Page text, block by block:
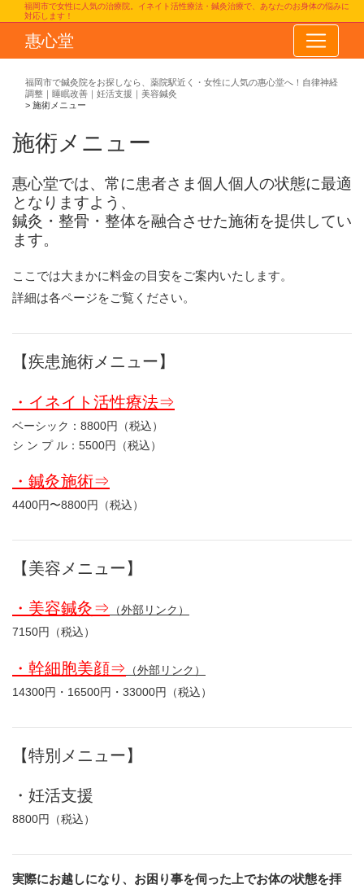
福岡市で女性に人気の治療院。イネイト活性療法・鍼灸治療で、あなたのお身体の悩みに
対応します！
惠心堂
福岡市で鍼灸院をお探しなら、薬院駅近く・女性に人気の惠心堂へ！自律神経
調整｜睡眠改善｜妊活支援｜美容鍼灸
施術メニュー
施術メニュー
惠心堂では、常に患者さま個人個人の状態に最適
となりますよう、
鍼灸・整骨・整体を融合させた施術を提供してい
ます。
ここでは大まかに料金の目安をご案内いたします。
詳細は各ページをご覧ください。
【疾患施術メニュー】
・イネイト活性療法⇒
ベーシック：8800円（税込）
シ ン プ ル：5500円（税込）
・鍼灸施術⇒
4400円〜8800円（税込）
【美容メニュー】
・美容鍼灸⇒ （外部リンク）
7150円（税込）
・幹細胞美顔⇒ （外部リンク）
14300円・16500円・33000円（税込）
【特別メニュー】
・妊活支援
8800円（税込）
実際にお越しになり、お困り事を伺った上でお体の状態を拝